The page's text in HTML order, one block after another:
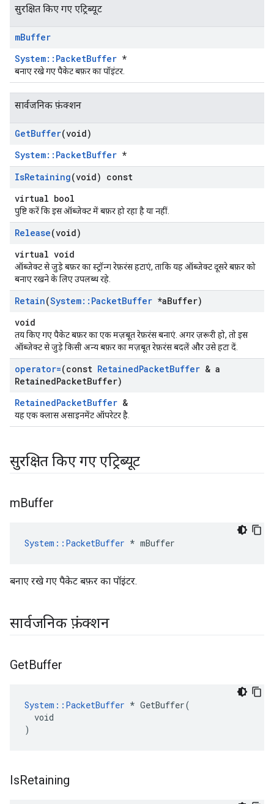
सुरक्षित किए गए एट्रिब्यूट
mBuffer
System::PacketBuffer *
बनाए रखे गए पैकेट बफ़र का पॉइंटर.
सार्वजनिक फ़ंक्शन
GetBuffer(void)
System::PacketBuffer *
IsRetaining(void) const
virtual bool
पुष्टि करें कि इस ऑब्जेक्ट में बफ़र हो रहा है या नहीं.
Release(void)
virtual void
ऑब्जेक्ट से जुड़े बफ़र का स्ट्रॉन्ग रेफ़रंस हटाएं, ताकि यह ऑब्जेक्ट दूसरे बफ़र को
बनाए रखने के लिए उपलब्ध रहे.
Retain(System:: PacketBuffer *aBuffer)
void
तय किए गए पैकेट बफ़र का एक मज़बूत रेफ़रंस बनाएं. अगर ज़रूरी हो, तो इस
ऑब्जेक्ट से जुड़े किसी अन्य बफ़र का मज़बूत रेफ़रंस बदलें और उसे हटा दें.
operator=(const RetainedPacketBuffer & a
RetainedPacketBuffer)
RetainedPacketBuffer &
यह एक क्लास असाइनमेंट ऑपरेटर है.
सुरक्षित किए गए एट्रिब्यूट
mBuffer
System::PacketBuffer * mBuffer
बनाए रखे गए पैकेट बफ़र का पॉइंटर.
सार्वजनिक फ़ंक्शन
GetBuffer
System::PacketBuffer * GetBuffer(
  void
)
IsRetaining